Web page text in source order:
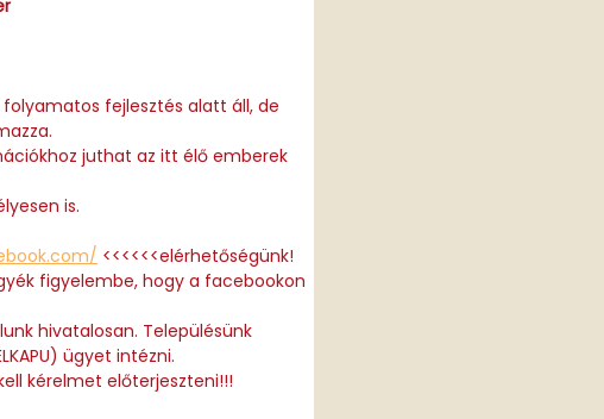
fejlesztés alatt áll, de
juthat az itt élő emberek
is.
<<<<<<elérhetőségünk!
figyelembe, hogy a facebookon
hivatalosan. Településünk
ügyet intézni.
kérelmet előterjeszteni!!!